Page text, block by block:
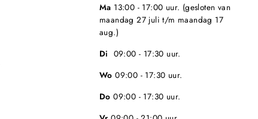
Ma 13:00 - 17:00 uur. (gesloten van
maandag 27 juli t/m maandag 17
aug.)
Di 09:00 - 17:30 uur.
Wo 09:00 - 17:30 uur.
Do 09:00 - 17:30 uur.